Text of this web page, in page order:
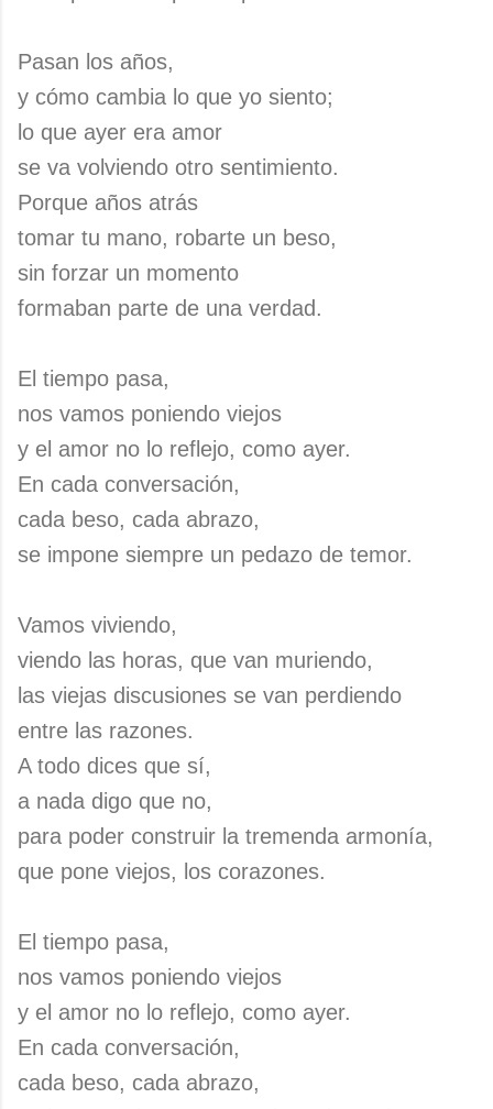
Pasan los años,
y cómo cambia lo que yo siento;
lo que ayer era amor
se va volviendo otro sentimiento.
Porque años atrás
tomar tu mano, robarte un beso,
sin forzar un momento
formaban parte de una verdad.
El tiempo pasa,
nos vamos poniendo viejos
y el amor no lo reflejo, como ayer.
En cada conversación,
cada beso, cada abrazo,
se impone siempre un pedazo de temor.
Vamos viviendo,
viendo las horas, que van muriendo,
las viejas discusiones se van perdiendo
entre las razones.
A todo dices que sí,
a nada digo que no,
para poder construir la tremenda armonía,
que pone viejos, los corazones.
El tiempo pasa,
nos vamos poniendo viejos
y el amor no lo reflejo, como ayer.
En cada conversación,
cada beso, cada abrazo,